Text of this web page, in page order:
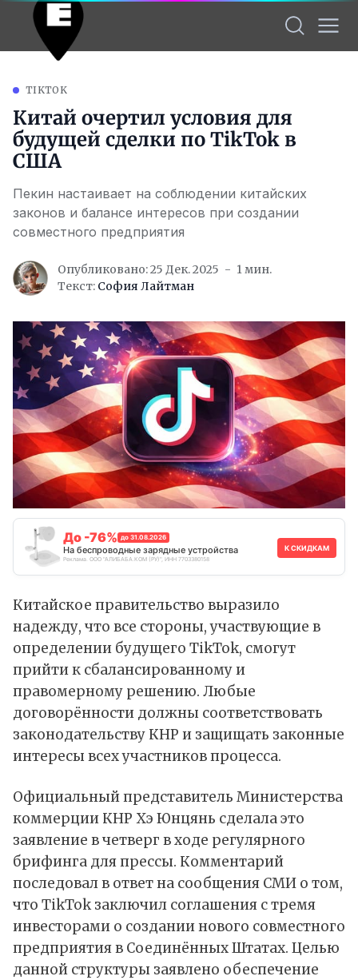
TIKTOK
Китай очертил условия для
будущей сделки по TikTok в
США
Пекин настаивает на соблюдении китайских
законов и балансе интересов при создании
совместного предприятия
Опубликовано: 25 Дек. 2025
1 мин.
Текст: София Лайтман
До -76% до 31.08.2026
На беспроводные зарядные устройства
Реклама. ООО "АЛИБАБА.КОМ (РУ)", ИНН 7703380158
К СКИДКАМ
Китайское правительство выразило
надежду, что все стороны, участвующие в
определении будущего TikTok, смогут
прийти к сбалансированному и
правомерному решению. Любые
договорённости должны соответствовать
законодательству КНР и защищать законные
интересы всех участников процесса.
Официальный представитель Министерства
коммерции КНР Хэ Юнцянь сделала это
заявление в четверг в ходе регулярного
брифинга для прессы. Комментарий
последовал в ответ на сообщения СМИ о том,
что TikTok заключил соглашения с тремя
инвесторами о создании нового совместного
предприятия в Соединённых Штатах. Целью
данной структуры заявлено обеспечение